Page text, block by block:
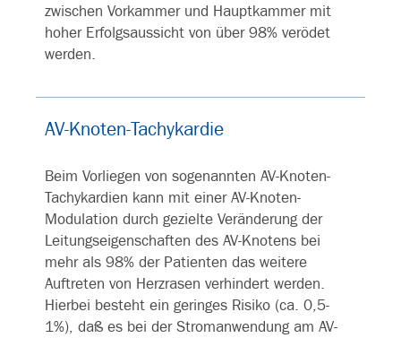
zwischen Vorkammer und Hauptkammer mit
hoher Erfolgsaussicht von über 98% verödet
werden.
AV-Knoten-Tachykardie
Beim Vorliegen von sogenannten AV-Knoten-
Tachykardien kann mit einer AV-Knoten-
Modulation durch gezielte Veränderung der
Leitungseigenschaften des AV-Knotens bei
mehr als 98% der Patienten das weitere
Auftreten von Herzrasen verhindert werden.
Hierbei besteht ein geringes Risiko (ca. 0,5-
1%), daß es bei der Stromanwendung am AV-